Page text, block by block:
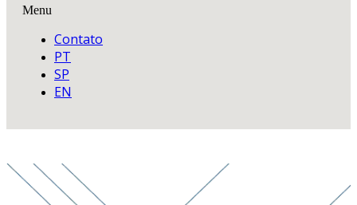
Menu
Contato
PT
SP
EN